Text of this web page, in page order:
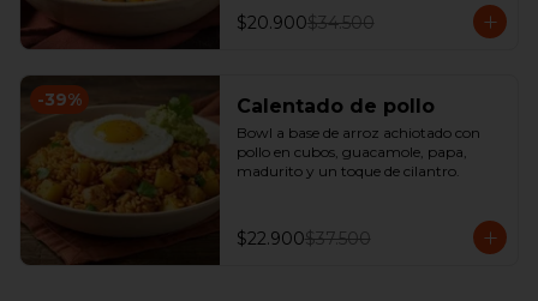
$20.900$34.500
-39% Calentado de pollo
Bowl a base de arroz achiotado con
pollo en cubos, guacamole, papa,
madurito y un toque de cilantro.
$22.900$37.500